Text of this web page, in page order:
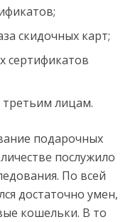
скидочных карт;
сертификатов
лицам.
подарочных
послужило
По всей
достаточно умен,
кошельки. В то